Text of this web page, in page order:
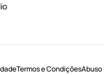
Termos e CondiçõesAbuso